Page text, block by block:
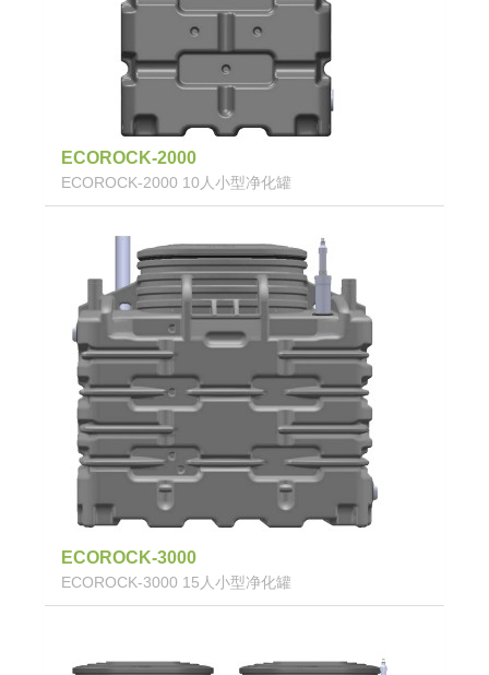
ECOROCK-2000
ECOROCK-2000 10人小型净化罐
ECOROCK-3000
ECOROCK-3000 15人小型净化罐